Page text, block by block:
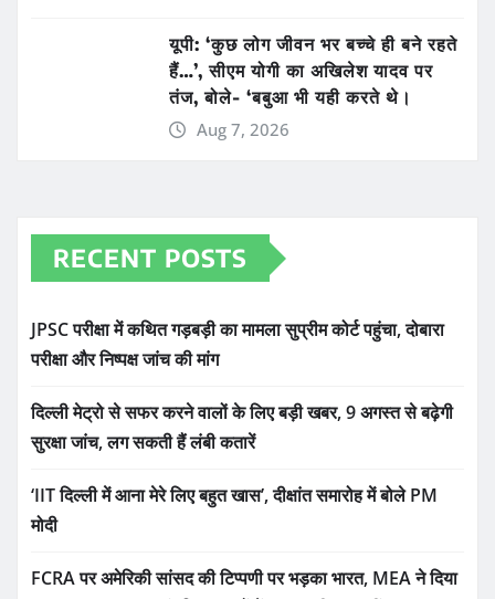
यूपी: ‘कुछ लोग जीवन भर बच्चे ही बने रहते
हैं…’, सीएम योगी का अखिलेश यादव पर
तंज, बोले- ‘बबुआ भी यही करते थे।
Aug 7, 2026
RECENT POSTS
JPSC परीक्षा में कथित गड़बड़ी का मामला सुप्रीम कोर्ट पहुंचा, दोबारा
परीक्षा और निष्पक्ष जांच की मांग
दिल्ली मेट्रो से सफर करने वालों के लिए बड़ी खबर, 9 अगस्त से बढ़ेगी
सुरक्षा जांच, लग सकती हैं लंबी कतारें
‘IIT दिल्ली में आना मेरे लिए बहुत खास’, दीक्षांत समारोह में बोले PM
मोदी
FCRA पर अमेरिकी सांसद की टिप्पणी पर भड़का भारत, MEA ने दिया